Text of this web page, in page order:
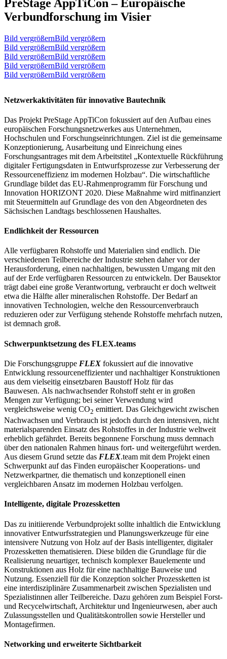
PreStage AppTiCon – Europäische
Verbundforschung im Visier
Bild vergrößernBild vergrößern
Bild vergrößernBild vergrößern
Bild vergrößernBild vergrößern
Bild vergrößernBild vergrößern
Bild vergrößernBild vergrößern
Netzwerkaktivitäten für innovative Bautechnik
Das Projekt PreStage AppTiCon fokussiert auf den Aufbau eines
europäischen Forschungsnetzwerkes aus Unternehmen,
Hochschulen und Forschungseinrichtungen. Ziel ist die gemeinsame
Konzeptionierung, Ausarbeitung und Einreichung eines
Forschungsantrages mit dem Arbeitstitel „Kontextuelle Rückführung
digitaler Fertigungsdaten in Entwurfsprozesse zur Verbesserung der
Ressourceneffizienz im modernen Holzbau“. Die wirtschaftliche
Grundlage bildet das EU-Rahmenprogramm für Forschung und
Innovation HORIZONT 2020. Diese Maßnahme wird mitfinanziert
mit Steuermitteln auf Grundlage des von den Abgeordneten des
Sächsischen Landtags beschlossenen Haushaltes.
Endlichkeit der Ressourcen
Alle verfügbaren Rohstoffe und Materialien sind endlich. Die
verschiedenen Teilbereiche der Industrie stehen daher vor der
Herausforderung, einen nachhaltigen, bewussten Umgang mit den
auf der Erde verfügbaren Ressourcen zu entwickeln. Der Bausektor
trägt dabei eine große Verantwortung, verbraucht er doch weltweit
etwa die Hälfte aller mineralischen Rohstoffe. Der Bedarf an
innovativen Technologien, welche den Ressourcenverbrauch
reduzieren oder zur Verfügung stehende Rohstoffe mehrfach nutzen,
ist demnach groß.
Schwerpunktsetzung des FLEX.teams
Die Forschungsgruppe FLEX fokussiert auf die innovative
Entwicklung ressourceneffizienter und nachhaltiger Konstruktionen
aus dem vielseitig einsetzbaren Baustoff Holz für das
Bauwesen. Als nachwachsender Rohstoff steht er in großen
Mengen zur Verfügung; bei seiner Verwendung wird
vergleichsweise wenig CO2 emittiert. Das Gleichgewicht zwischen
Nachwachsen und Verbrauch ist jedoch durch den intensiven, nicht
materialsparenden Einsatz des Rohstoffes in der Industrie weltweit
erheblich gefährdet. Bereits begonnene Forschung muss demnach
über den nationalen Rahmen hinaus fort- und weitergeführt werden.
Aus diesem Grund setzte das FLEX.team mit dem Projekt einen
Schwerpunkt auf das Finden europäischer Kooperations- und
Netzwerkpartner, die thematisch und konzeptionell einen
vergleichbaren Ansatz im modernen Holzbau verfolgen.
Intelligente, digitale Prozessketten
Das zu initiierende Verbundprojekt sollte inhaltlich die Entwicklung
innovativer Entwurfsstrategien und Planungswerkzeuge für eine
intensivere Nutzung von Holz auf der Basis intelligenter, digitaler
Prozessketten thematisieren. Diese bilden die Grundlage für die
Realisierung neuartiger, technisch komplexer Bauelemente und
Konstruktionen aus Holz für eine nachhaltige Bauweise und
Nutzung. Essenziell für die Konzeption solcher Prozessketten ist
eine interdisziplinäre Zusammenarbeit zwischen Spezialisten und
Spezialistinnen aller Teilbereiche. Dazu gehören zum Beispiel Forst-
und Recycelwirtschaft, Architektur und Ingenieurwesen, aber auch
Zulassungsstellen und Qualitätskontrollen sowie Hersteller und
Montagefirmen.
Networking und erweiterte Sichtbarkeit